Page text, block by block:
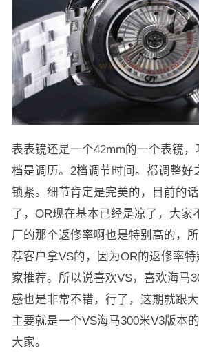
表表镜还是一个42mm的一个表镜
档是调历。2档调节时间。都调整好
锁紧。细节肯定是完美的，目前的
了，OR现在基本已经是凉了，大家
厂的那个返修率啊也是特别高的，
荐客户拿VS的，因为OR的返修率
家推荐。所以说喜欢VS，喜欢海马
感也是非常不错，行了，这期就跟
主要就是一个VS海马300米V3版本
大家。